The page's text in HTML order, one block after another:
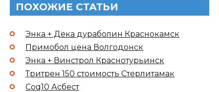
ПОХОЖИЕ СТАТЬИ
Энка + Дека дураболин Краснокамск
Примобол цена Волгодонск
Энка + Винстрол Краснотурьинск
Тритрен 150 стоимость Стерлитамак
Coq10 Асбест